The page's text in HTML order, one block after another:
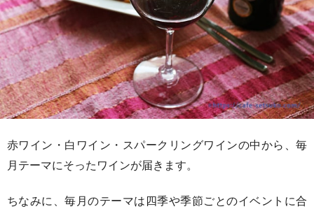
赤ワイン・白ワイン・スパークリングワインの中から、毎
月テーマにそったワインが届きます。
ちなみに、毎月のテーマは四季や季節ごとのイベントに合